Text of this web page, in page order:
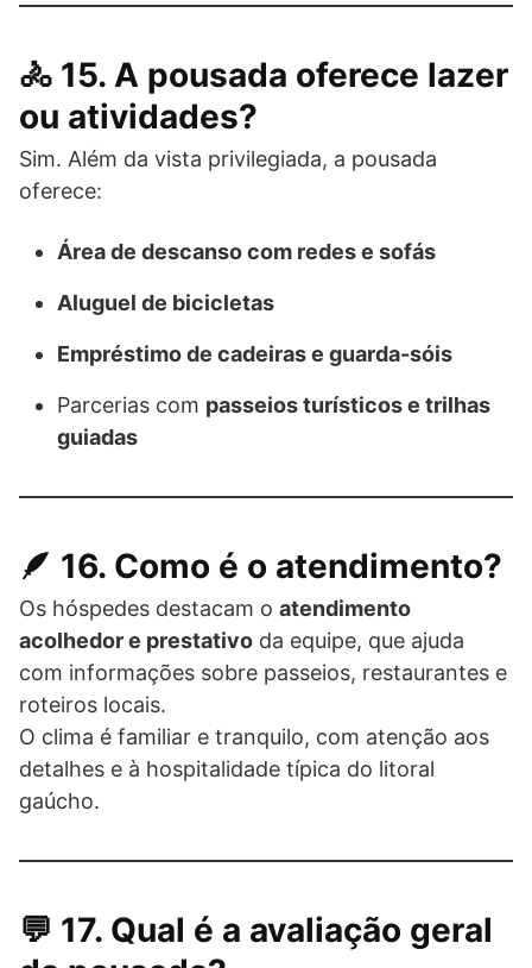
🚴 15. A pousada oferece lazer
ou atividades?
Sim. Além da vista privilegiada, a pousada
oferece:
Área de descanso com redes e sofás
Aluguel de bicicletas
Empréstimo de cadeiras e guarda-sóis
Parcerias com passeios turísticos e trilhas
guiadas
🪶 16. Como é o atendimento?
Os hóspedes destacam o atendimento
acolhedor e prestativo da equipe, que ajuda
com informações sobre passeios, restaurantes e
roteiros locais.
O clima é familiar e tranquilo, com atenção aos
detalhes e à hospitalidade típica do litoral
gaúcho.
💬 17. Qual é a avaliação geral